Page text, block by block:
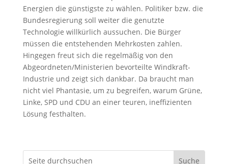
Energien die günstigste zu wählen. Politiker bzw. die
Bundesregierung soll weiter die genutzte
Technologie willkürlich aussuchen. Die Bürger
müssen die entstehenden Mehrkosten zahlen.
Hingegen freut sich die regelmäßig von den
Abgeordneten/Ministerien bevorteilte Windkraft-
Industrie und zeigt sich dankbar. Da braucht man
nicht viel Phantasie, um zu begreifen, warum Grüne,
Linke, SPD und CDU an einer teuren, ineffizienten
Lösung festhalten.